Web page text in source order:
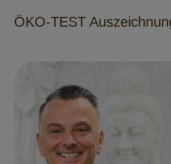
ÖKO-TEST